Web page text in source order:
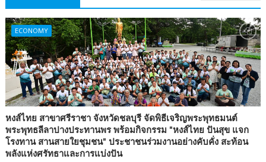
ECONOMY
หงส์ไทย สาขาศรีราชา จังหวัดชลบุรี จัดพิธีเจริญพระพุทธมนต์
พระพุทธลีลาปางประทานพร พร้อมกิจกรรม "หงส์ไทย ปันสุข แจก
โรงทาน สานสายใยชุมชน" ประชาชนร่วมงานอย่างคับคั่ง สะท้อน
พลังแห่งศรัทธาและการแบ่งปัน